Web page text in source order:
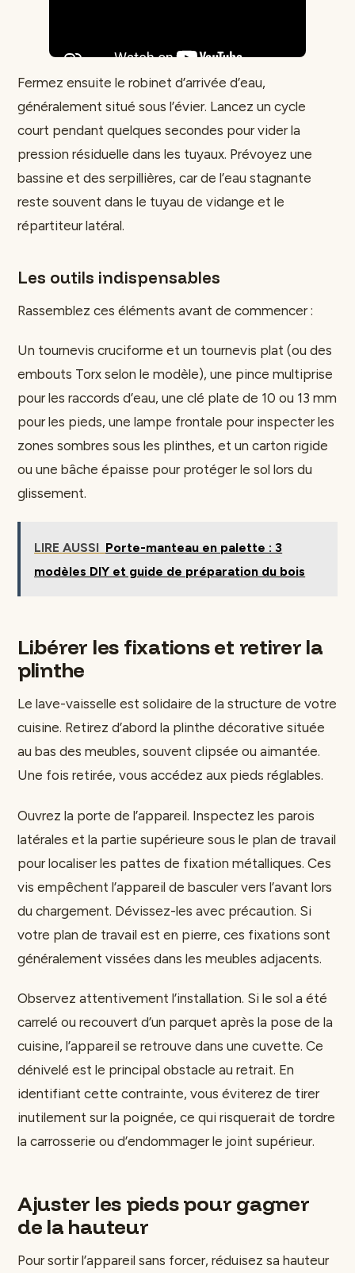
Fermez ensuite le robinet d’arrivée d’eau,
généralement situé sous l’évier. Lancez un cycle
court pendant quelques secondes pour vider la
pression résiduelle dans les tuyaux. Prévoyez une
bassine et des serpillières, car de l’eau stagnante
reste souvent dans le tuyau de vidange et le
répartiteur latéral.
Les outils indispensables
Rassemblez ces éléments avant de commencer :
Un tournevis cruciforme et un tournevis plat (ou des
embouts Torx selon le modèle), une pince multiprise
pour les raccords d’eau, une clé plate de 10 ou 13 mm
pour les pieds, une lampe frontale pour inspecter les
zones sombres sous les plinthes, et un carton rigide
ou une bâche épaisse pour protéger le sol lors du
glissement.
LIRE AUSSI Porte-manteau en palette : 3
modèles DIY et guide de préparation du bois
Libérer les fixations et retirer la
plinthe
Le lave-vaisselle est solidaire de la structure de votre
cuisine. Retirez d’abord la plinthe décorative située
au bas des meubles, souvent clipsée ou aimantée.
Une fois retirée, vous accédez aux pieds réglables.
Ouvrez la porte de l’appareil. Inspectez les parois
latérales et la partie supérieure sous le plan de travail
pour localiser les pattes de fixation métalliques. Ces
vis empêchent l’appareil de basculer vers l’avant lors
du chargement. Dévissez-les avec précaution. Si
votre plan de travail est en pierre, ces fixations sont
généralement vissées dans les meubles adjacents.
Observez attentivement l’installation. Si le sol a été
carrelé ou recouvert d’un parquet après la pose de la
cuisine, l’appareil se retrouve dans une cuvette. Ce
dénivelé est le principal obstacle au retrait. En
identifiant cette contrainte, vous éviterez de tirer
inutilement sur la poignée, ce qui risquerait de tordre
la carrosserie ou d’endommager le joint supérieur.
Ajuster les pieds pour gagner
de la hauteur
Pour sortir l’appareil sans forcer, réduisez sa hauteur